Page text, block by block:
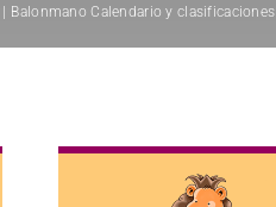
Balonmano Calendario y clasificaciones